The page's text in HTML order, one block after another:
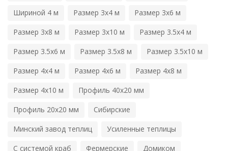
Шириной 4 м
Размер 3х4 м
Размер 3х6 м
Размер 3х8 м
Размер 3х10 м
Размер 3.5х4 м
Размер 3.5х6 м
Размер 3.5х8 м
Размер 3.5х10 м
Размер 4х4 м
Размер 4х6 м
Размер 4х8 м
Размер 4х10 м
Профиль 40х20 мм
Профиль 20х20 мм
Сибирские
Минский завод теплиц
Усиленные теплицы
С системой краб
Фермерские
Домиком